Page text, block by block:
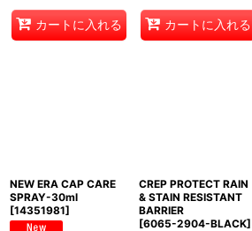
カートに入れる カートに入れる
NEW ERA CAP CARE
SPRAY-30ml
[14351981]
CREP PROTECT RAIN
& STAIN RESISTANT
BARRIER
[6065-2904-BLACK]